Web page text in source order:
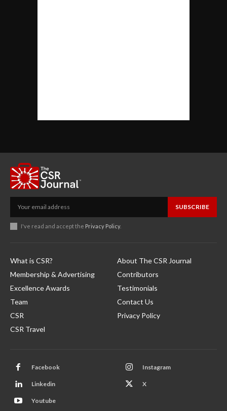
SUBSCRIBE
I've read and accept the Privacy Policy.
What is CSR?
Membership & Advertising
Excellence Awards
Team
CSR
CSR Travel
About The CSR Journal
Contributors
Testimonials
Contact Us
Privacy Policy
Facebook Instagram
Linkedin X
Youtube